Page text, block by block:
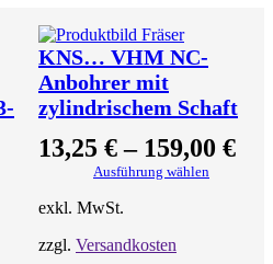
k
t
u
a
l
i
t
ä
s
r
KNS… VHM NC-
Anbohrer mit
zylindrischem Schaft
13,25 €– 159,00 €
Ausführung wählen
exkl. MwSt.
zzgl. Versandkosten